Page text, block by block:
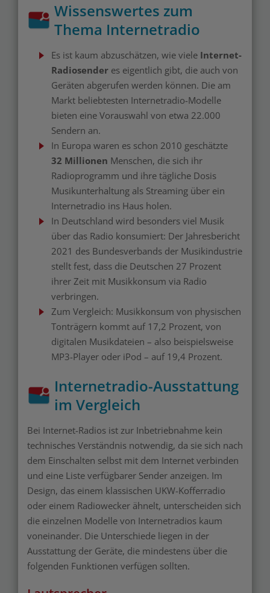
Wissenswertes zum
Thema Internetradio
Es ist kaum abzuschätzen, wie viele Internet-
Radiosender es eigentlich gibt, die auch von
Geräten abgerufen werden können. Die am
Markt beliebtesten Internetradio-Modelle
bieten eine Vorauswahl von etwa 22.000
Sendern an.
In Europa waren es schon 2010 geschätzte
32 Millionen Menschen, die sich ihr
Radioprogramm und ihre tägliche Dosis
Musikunterhaltung als Streaming über ein
Internetradio ins Haus holen.
In Deutschland wird besonders viel Musik
über das Radio konsumiert: Der Jahresbericht
2021 des Bundesverbands der Musikindustrie
stellt fest, dass die Deutschen 27 Prozent
ihrer Zeit mit Musikkonsum via Radio
verbringen.
Zum Vergleich: Musikkonsum von physischen
Tonträgern kommt auf 17,2 Prozent, von
digitalen Musikdateien – also beispielsweise
MP3-Player oder iPod – auf 19,4 Prozent.
Internetradio-Ausstattung
im Vergleich
Bei Internet-Radios ist zur Inbetriebnahme kein
technisches Verständnis notwendig, da sie sich nach
dem Einschalten selbst mit dem Internet verbinden
und eine Liste verfügbarer Sender anzeigen. Im
Design, das einem klassischen UKW-Kofferradio
oder einem Radiowecker ähnelt, unterscheiden sich
die einzelnen Modelle von Internetradios kaum
voneinander. Die Unterschiede liegen in der
Ausstattung der Geräte, die mindestens über die
folgenden Funktionen verfügen sollten.